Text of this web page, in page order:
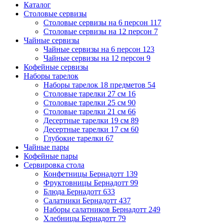
Каталог
Столовые сервизы
Столовые сервизы на 6 персон 117
Столовые сервизы на 12 персон 7
Чайные сервизы
Чайные сервизы на 6 персон 123
Чайные сервизы на 12 персон 9
Кофейные сервизы
Наборы тарелок
Наборы тарелок 18 предметов 54
Столовые тарелки 27 см 16
Столовые тарелки 25 см 90
Столовые тарелки 21 см 66
Десертные тарелки 19 см 89
Десертные тарелки 17 см 60
Глубокие тарелки 67
Чайные пары
Кофейные пары
Сервировка стола
Конфетницы Бернадотт 139
Фруктовницы Бернадотт 99
Блюда Бернадотт 633
Салатники Бернадотт 437
Наборы салатников Бернадотт 249
Хлебницы Бернадотт 79